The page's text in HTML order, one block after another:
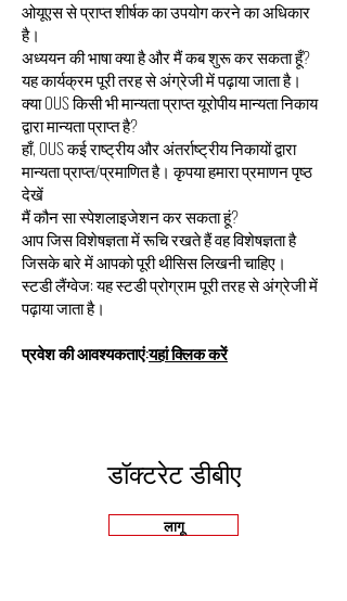
ओयूएस से प्राप्त शीर्षक का उपयोग करने का अधिकार
है।
अध्ययन की भाषा क्या है और मैं कब शुरू कर सकता हूँ?
यह कार्यक्रम पूरी तरह से अंग्रेजी में पढ़ाया जाता है।
क्या OUS किसी भी मान्यता प्राप्त यूरोपीय मान्यता निकाय
द्वारा मान्यता प्राप्त है?
हाँ, OUS कई राष्ट्रीय और अंतर्राष्ट्रीय निकायों द्वारा
मान्यता प्राप्त/प्रमाणित है। कृपया हमारा प्रमाणन पृष्ठ
देखें
मैं कौन सा स्पेशलाइजेशन कर सकता हूं?
आप जिस विशेषज्ञता में रूचि रखते हैं वह विशेषज्ञता है
जिसके बारे में आपको पूरी थीसिस लिखनी चाहिए।
स्टडी लैंग्वेज: यह स्टडी प्रोग्राम पूरी तरह से अंग्रेजी में
पढ़ाया जाता है।
प्रवेश की आवश्यकताएं:यहां क्लिक करें
डॉक्टरेट डीबीए
लागू